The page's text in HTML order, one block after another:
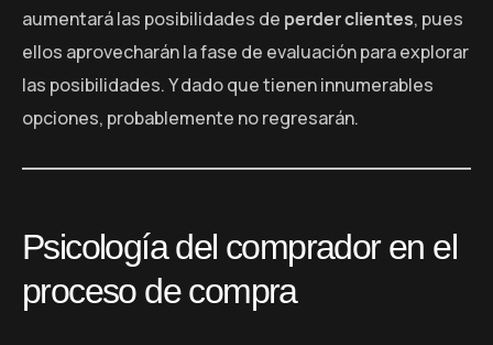
aumentará las posibilidades de perder clientes, pues
ellos aprovecharán la fase de evaluación para explorar
las posibilidades. Y dado que tienen innumerables
opciones, probablemente no regresarán.
Psicología del comprador en el
proceso de compra